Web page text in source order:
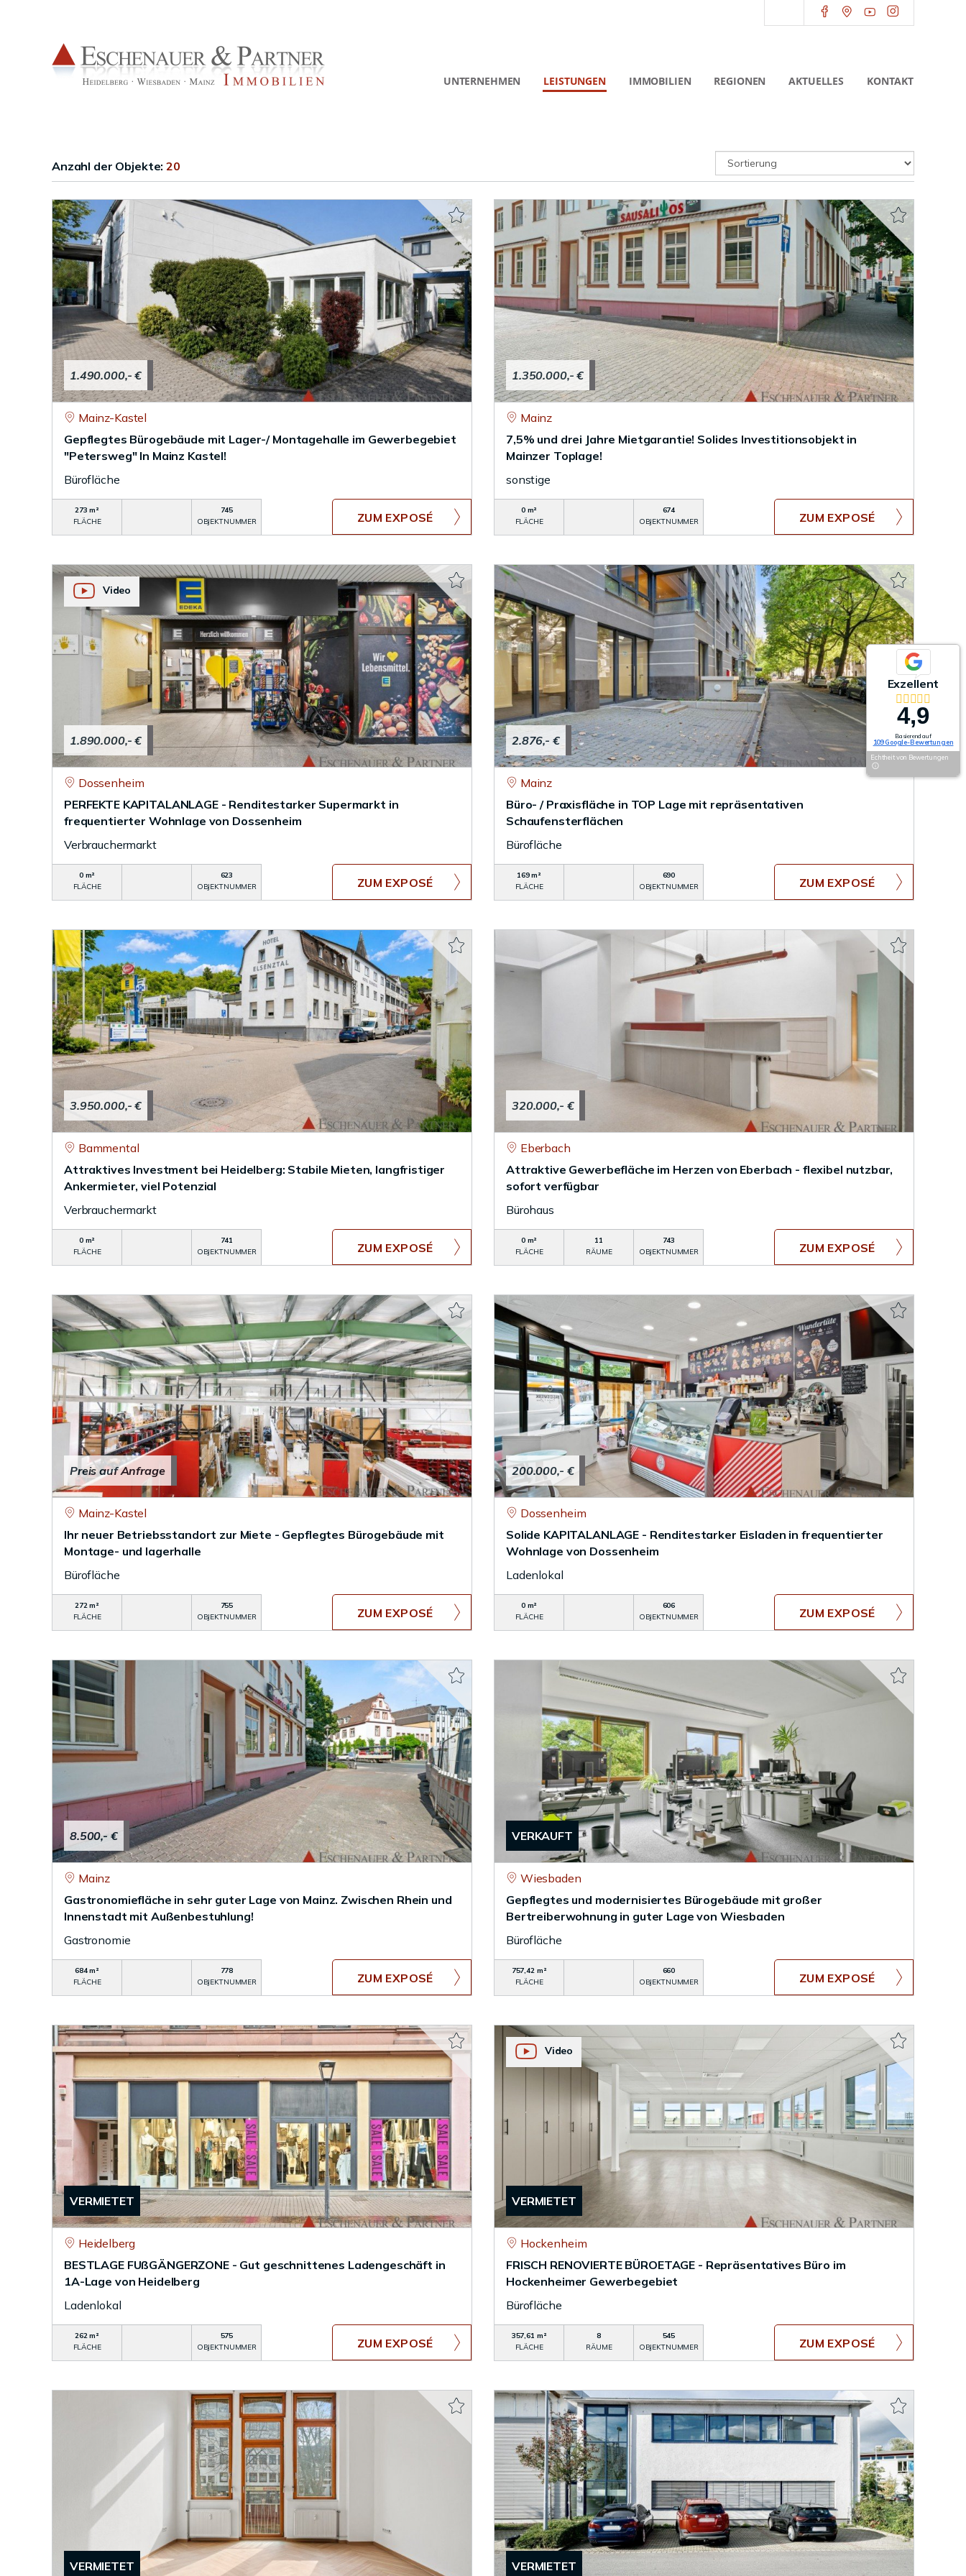
UNTERNEHMEN LEISTUNGEN IMMOBILIEN REGIONEN AKTUELLES KONTAKT
Anzahl der Objekte:20
1.490.000,- €
Mainz-Kastel
Gepflegtes Bürogebäude mit Lager-/ Montagehalle im Gewerbegebiet
"Petersweg" In Mainz Kastel!
Bürofläche
273 m²
FLÄCHE
745
OBJEKTNUMMER
ZUM EXPOSÉ
1.350.000,- €
Mainz
7,5% und drei Jahre Mietgarantie! Solides Investitionsobjekt in
Mainzer Toplage!
sonstige
0 m²
FLÄCHE
674
OBJEKTNUMMER
ZUM EXPOSÉ
1.890.000,- €
Video
Dossenheim
PERFEKTE KAPITALANLAGE - Renditestarker Supermarkt in
frequentierter Wohnlage von Dossenheim
Verbrauchermarkt
0 m²
FLÄCHE
623
OBJEKTNUMMER
ZUM EXPOSÉ
2.876,- €
Mainz
Büro- / Praxisfläche in TOP Lage mit repräsentativen
Schaufensterflächen
Bürofläche
169 m²
FLÄCHE
690
OBJEKTNUMMER
ZUM EXPOSÉ
3.950.000,- €
Bammental
Attraktives Investment bei Heidelberg: Stabile Mieten, langfristiger
Ankermieter, viel Potenzial
Verbrauchermarkt
0 m²
FLÄCHE
741
OBJEKTNUMMER
ZUM EXPOSÉ
320.000,- €
Eberbach
Attraktive Gewerbefläche im Herzen von Eberbach - flexibel nutzbar,
sofort verfügbar
Bürohaus
0 m²
FLÄCHE
11
RÄUME
743
OBJEKTNUMMER
ZUM EXPOSÉ
Preis auf Anfrage
Mainz-Kastel
Ihr neuer Betriebsstandort zur Miete - Gepflegtes Bürogebäude mit
Montage- und lagerhalle
Bürofläche
272 m²
FLÄCHE
755
OBJEKTNUMMER
ZUM EXPOSÉ
200.000,- €
Dossenheim
Solide KAPITALANLAGE - Renditestarker Eisladen in frequentierter
Wohnlage von Dossenheim
Ladenlokal
0 m²
FLÄCHE
606
OBJEKTNUMMER
ZUM EXPOSÉ
8.500,- €
Mainz
Gastronomiefläche in sehr guter Lage von Mainz. Zwischen Rhein und
Innenstadt mit Außenbestuhlung!
Gastronomie
684 m²
FLÄCHE
778
OBJEKTNUMMER
ZUM EXPOSÉ
VERKAUFT
Wiesbaden
Gepflegtes und modernisiertes Bürogebäude mit großer
Bertreiberwohnung in guter Lage von Wiesbaden
Bürofläche
757,42 m²
FLÄCHE
660
OBJEKTNUMMER
ZUM EXPOSÉ
VERMIETET
Heidelberg
BESTLAGE FUßGÄNGERZONE - Gut geschnittenes Ladengeschäft in
1A-Lage von Heidelberg
Ladenlokal
262 m²
FLÄCHE
575
OBJEKTNUMMER
ZUM EXPOSÉ
VERMIETET
Video
Hockenheim
FRISCH RENOVIERTE BÜROETAGE - Repräsentatives Büro im
Hockenheimer Gewerbegebiet
Bürofläche
357,61 m²
FLÄCHE
8
RÄUME
545
OBJEKTNUMMER
ZUM EXPOSÉ
VERMIETET VERMIETET
Exzellent
4,9
Basierend auf
109 Google-Bewertungen
Echtheit von Bewertungen